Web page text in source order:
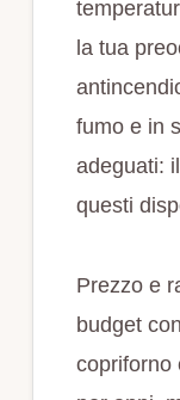
la tua
fumo e in
adeguati:
questi
Prezzo e
budget
copriforno